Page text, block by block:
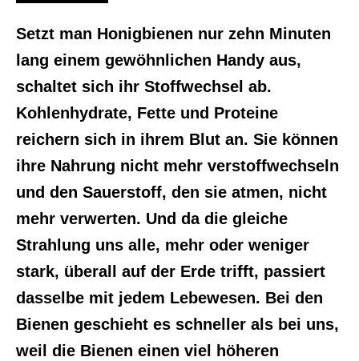
Setzt man Honigbienen nur zehn Minuten
lang einem gewöhnlichen Handy aus,
schaltet sich ihr Stoffwechsel ab.
Kohlenhydrate, Fette und Proteine
reichern sich in ihrem Blut an. Sie können
ihre Nahrung nicht mehr verstoffwechseln
und den Sauerstoff, den sie atmen, nicht
mehr verwerten. Und da die gleiche
Strahlung uns alle, mehr oder weniger
stark, überall auf der Erde trifft, passiert
dasselbe mit jedem Lebewesen. Bei den
Bienen geschieht es schneller als bei uns,
weil die Bienen einen viel höheren